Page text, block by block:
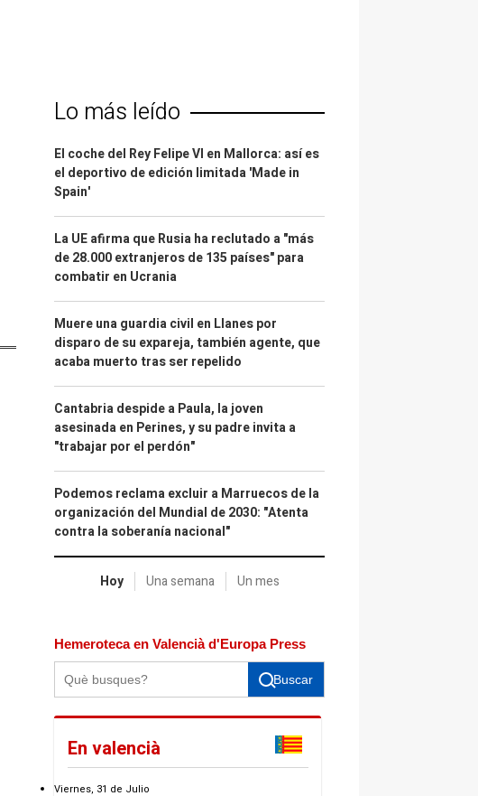
Lo más leído
El coche del Rey Felipe VI en Mallorca: así es
el deportivo de edición limitada 'Made in
Spain'
La UE afirma que Rusia ha reclutado a "más
de 28.000 extranjeros de 135 países" para
combatir en Ucrania
Muere una guardia civil en Llanes por
disparo de su expareja, también agente, que
acaba muerto tras ser repelido
Cantabria despide a Paula, la joven
asesinada en Perines, y su padre invita a
"trabajar por el perdón"
Podemos reclama excluir a Marruecos de la
organización del Mundial de 2030: "Atenta
contra la soberanía nacional"
Hoy Una semana Un mes
Hemeroteca en Valencià d'Europa Press
Buscar
En valencià
Viernes, 31 de Julio